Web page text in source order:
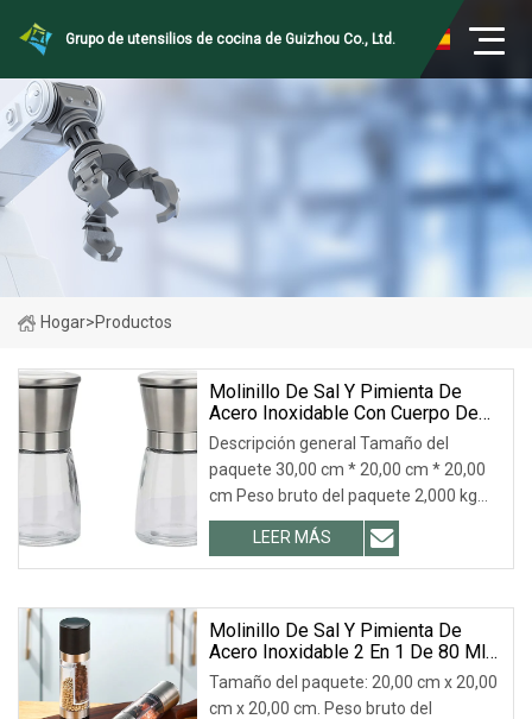
Grupo de utensilios de cocina de Guizhou Co., Ltd.
Hogar>Productos
Molinillo De Sal Y Pimienta De
Acero Inoxidable Con Cuerpo De
Vidrio, Gran Oferta.
Descripción general Tamaño del
paquete 30,00 cm * 20,00 cm * 20,00
cm Peso bruto del paquete 2,000 kg
Molinillo de especias manual de gran
venta en Amazon Molinillo de pimienta
Molinillos de sal y pimienta Molinillo de
de alta resistencia
LEER MÁS
Molinillo De Sal Y Pimienta De
Acero Inoxidable 2 En 1 De 80 Ml
2025
Tamaño del paquete: 20,00 cm x 20,00
cm x 20,00 cm. Peso bruto del